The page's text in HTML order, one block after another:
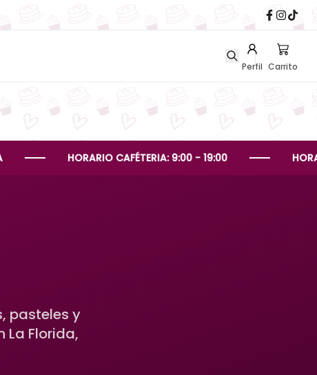
Perfil Carrito
HORARIO CAFÉTERIA: 9:00 - 19:00 HORARIO
pasteles y
La Florida,